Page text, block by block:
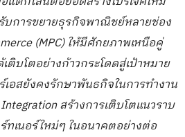
บการขยายธุรกิจพาณิชย์หลายช่อง
(MPC) ให้มีศักยภาพเหนือคู่
ติบโตอย่างก้าวกระโดดสู่เป้าหมาย
เอสยังคงรักษาพันธกิจในการทำงาน
สร้างการเติบโตแนวราบ
ทเนอร์ใหม่ๆ ในอนาคตอย่างต่อ